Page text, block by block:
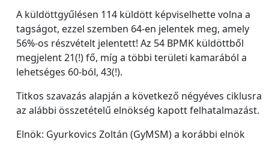
A küldöttgyűlésen 114 küldött képviselhette volna a
tagságot, ezzel szemben 64-en jelentek meg, amely
56%-os részvételt jelentett! Az 54 BPMK küldöttből
megjelent 21(!) fő, míg a többi területi kamarából a
lehetséges 60-ból, 43(!).
Titkos szavazás alapján a következő négyéves ciklusra
az alábbi összetételű elnökség kapott felhatalmazást.
Elnök: Gyurkovics Zoltán (GyMSM) a korábbi elnök